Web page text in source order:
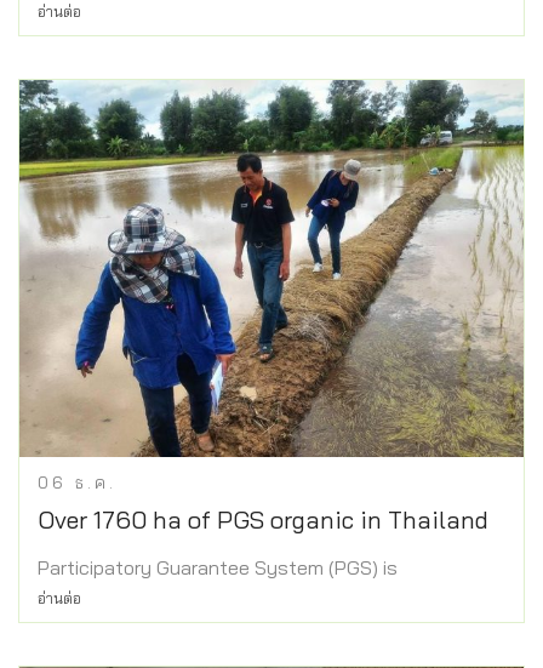
อ่านต่อ
06 ธ.ค.
Over 1760 ha of PGS organic in Thailand
Participatory Guarantee System (PGS) is
อ่านต่อ